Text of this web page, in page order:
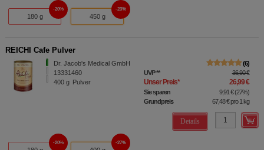
180 g
20%
450 g
23%
REICHI Cafe Pulver
Dr. Jacob's Medical GmbH
13331460
400 g Pulver
6
UVP** 36,90 €
Unser Preis* 26,99 €
Sie sparen 9,91 €(27%)
Grundpreis
67,48 €pro 1 kg
Details
20% 27%